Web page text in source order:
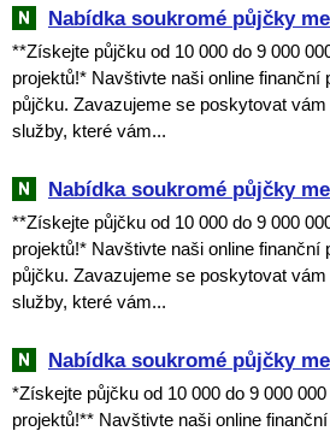
Nabídka soukromé půjčky
**Získejte půjčku od 10 000 do 9 000
projektů!* Navštivte naši online
půjčku. Zavazujeme se poskytovat
služby, které vám...
Nabídka soukromé půjčky
**Získejte půjčku od 10 000 do 9 000
projektů!* Navštivte naši online
půjčku. Zavazujeme se poskytovat
služby, které vám...
Nabídka soukromé půjčky
*Získejte půjčku od 10 000 do 9 000
projektů!** Navštivte naši online